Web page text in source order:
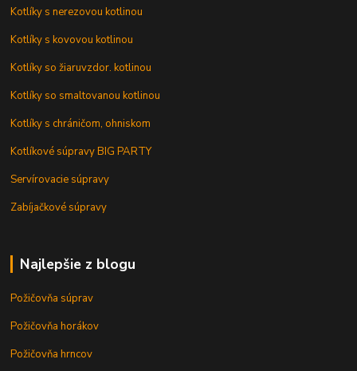
Kotlíky s nerezovou kotlinou
Kotlíky s kovovou kotlinou
Kotlíky so žiaruvzdor. kotlinou
Kotlíky so smaltovanou kotlinou
Kotlíky s chráničom, ohniskom
Kotlíkové súpravy BIG PARTY
Servírovacie súpravy
Zabíjačkové súpravy
Najlepšie z blogu
Požičovňa súprav
Požičovňa horákov
Požičovňa hrncov